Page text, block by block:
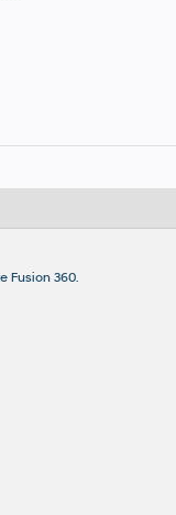
Fusion 360.